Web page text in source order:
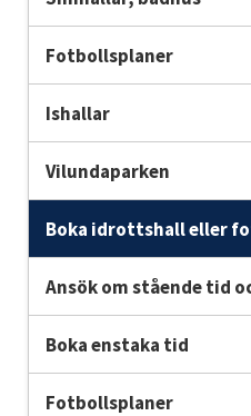
Fotbollsplaner
Ishallar
Vilundaparken
Boka idrottshall eller
Ansök om stående tid
Boka enstaka tid
Fotbollsplaner